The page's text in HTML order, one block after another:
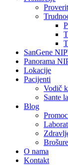
SanGene
Panorama
Lokacije
Pacijenti
Vodič
Sante
Blog
Brošure
O nama
Kontakt